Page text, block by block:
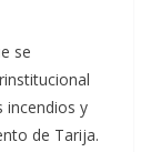
se
incendios y
de Tarija.